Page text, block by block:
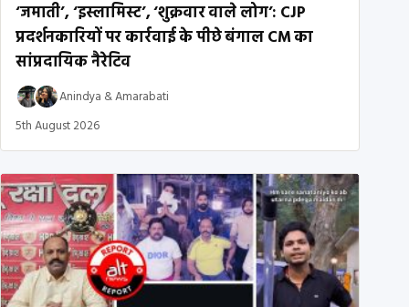
‘जमाती’, ‘इस्लामिस्ट’, ‘शुक्रवार वाले लोग’: CJP
प्रदर्शनकारियों पर कार्रवाई के पीछे बंगाल CM का
सांप्रदायिक नैरेटिव
Anindya &Amarabati
5th August 2026